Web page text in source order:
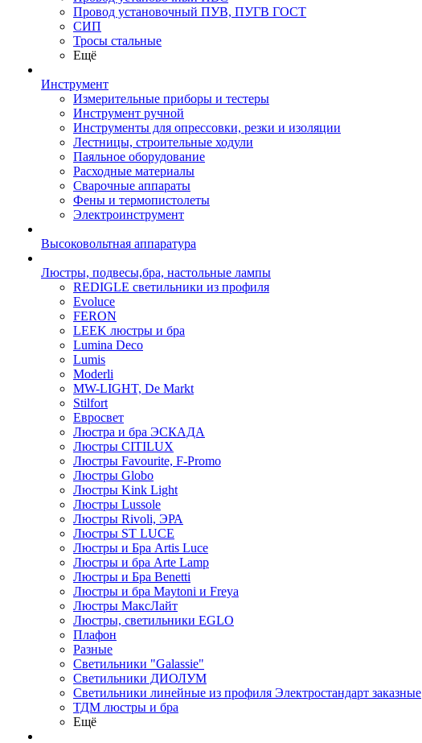
Провод установочный ПУВ, ПУГВ ГОСТ
СИП
Тросы стальные
Ещё
Инструмент
Измерительные приборы и тестеры
Инструмент ручной
Инструменты для опрессовки, резки и изоляции
Лестницы, строительные ходули
Паяльное оборудование
Расходные материалы
Сварочные аппараты
Фены и термопистолеты
Электроинструмент
Высоковольтная аппаратура
Люстры, подвесы,бра, настольные лампы
REDIGLE светильники из профиля
Evoluce
FERON
LEEK люстры и бра
Lumina Deco
Lumis
Moderli
MW-LIGHT, De Markt
Stilfort
Евросвет
Люстра и бра ЭСКАДА
Люстры CITILUX
Люстры Favourite, F-Promo
Люстры Globo
Люстры Kink Light
Люстры Lussole
Люстры Rivoli, ЭРА
Люстры ST LUCE
Люстры и Бра Artis Luce
Люстры и бра Arte Lamp
Люстры и Бра Benetti
Люстры и бра Maytoni и Freya
Люстры МаксЛайт
Люстры, светильники EGLO
Плафон
Разные
Светильники "Galassie"
Светильники ДИОЛУМ
Светильники линейные из профиля Электростандарт заказные
ТДМ люстры и бра
Ещё